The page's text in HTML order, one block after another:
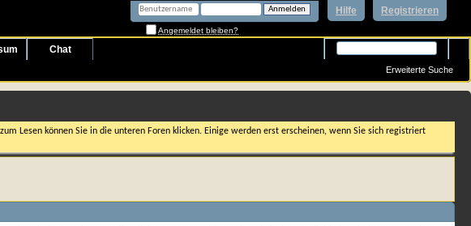
Registrieren
Hilfe
Angemeldet bleiben?
Chat
Erweiterte Suche
Lesen können Sie in die unteren Foren klicken. Einige werden erst erscheinen, wenn Sie sich registriert